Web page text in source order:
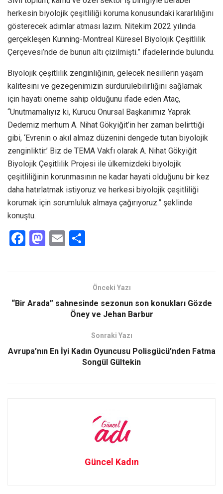
herkesin biyolojik çeşitliliği koruma konusundaki kararlılığını
gösterecek adımlar atması lazım. Nitekim 2022 yılında
gerçekleşen Kunning-Montreal Küresel Biyolojik Çeşitlilik
Çerçevesi’nde de bunun altı çizilmişti.” ifadelerinde bulundu.
Biyolojik çeşitlilik zenginliğinin, gelecek nesillerin yaşam
kalitesini ve gezegenimizin sürdürülebilirliğini sağlamak
için hayati öneme sahip olduğunu ifade eden Ataç,
“Unutmamalıyız ki, Kurucu Onursal Başkanımız Yaprak
Dedemiz merhum A. Nihat Gökyiğit’in her zaman belirttiği
gibi, ‘Evrenin o akıl almaz düzenini dengede tutan biyolojik
zenginliktir.’ Biz de TEMA Vakfı olarak A. Nihat Gökyiğit
Biyolojik Çeşitlilik Projesi ile ülkemizdeki biyolojik
çeşitliliğinin korunmasının ne kadar hayati olduğunu bir kez
daha hatırlatmak istiyoruz ve herkesi biyolojik çeşitliliği
korumak için sorumluluk almaya çağırıyoruz.” şeklinde
konuştu.
F
o
M
d
E
Önceki Yazı
“Bir Arada” sahnesinde sezonun son konukları Gözde
Öney ve Jehan Barbur
Sonraki Yazı
Avrupa’nın En İyi Kadın Oyuncusu Polisgücü’nden Fatma
Songül Gültekin
Güncel Kadın